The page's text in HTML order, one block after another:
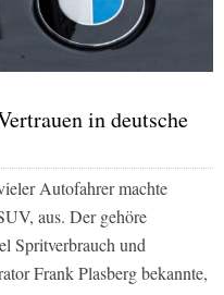
in deutsche
Autofahrer machte
aus. Der gehöre
Spritverbrauch und
Frank Plasberg bekannte,